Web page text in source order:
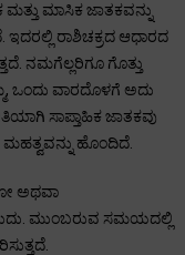
ಮತ್ತು ಮಾಸಿಕ ಜಾತಕವನ್ನು
ರಾಶಿಚಕ್ರದ ಆಧಾರದ
ನಮಗೆಲ್ಲರಿಗೂ ಗೊತ್ತು
ಒಂದು ವಾರದೊಳಗೆ ಅದು
ಸಾಪ್ತಾಹಿಕ ಜಾತಕವು
ಹೊಂದಿದೆ.
ಅಥವಾ
ಮುಂಬರುವ ಸಮಯದಲ್ಲಿ